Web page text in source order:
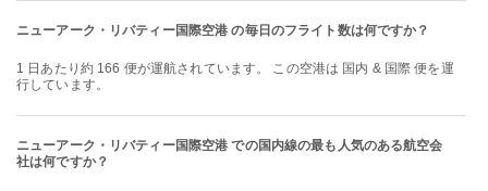
ニューアーク・リバティー国際空港 の毎日のフライト数は何ですか？
1 日あたり約 166 便が運航されています。 この空港は 国内 & 国際 便を運
行しています。
ニューアーク・リバティー国際空港 での国内線の最も人気のある航空会
社は何ですか？